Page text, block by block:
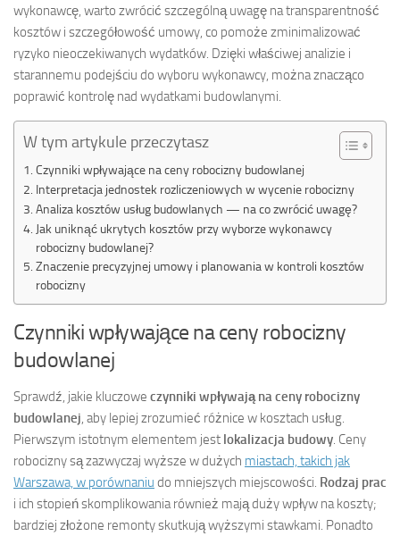
wykonawcę, warto zwrócić szczególną uwagę na transparentność
kosztów i szczegółowość umowy, co pomoże zminimalizować
ryzyko nieoczekiwanych wydatków. Dzięki właściwej analizie i
starannemu podejściu do wyboru wykonawcy, można znacząco
poprawić kontrolę nad wydatkami budowlanymi.
W tym artykule przeczytasz
Czynniki wpływające na ceny robocizny budowlanej
Interpretacja jednostek rozliczeniowych w wycenie robocizny
Analiza kosztów usług budowlanych — na co zwrócić uwagę?
Jak uniknąć ukrytych kosztów przy wyborze wykonawcy
robocizny budowlanej?
Znaczenie precyzyjnej umowy i planowania w kontroli kosztów
robocizny
Czynniki wpływające na ceny robocizny
budowlanej
Sprawdź, jakie kluczowe czynniki wpływają na ceny robocizny
budowlanej , aby lepiej zrozumieć różnice w kosztach usług.
Pierwszym istotnym elementem jest lokalizacja budowy . Ceny
robocizny są zazwyczaj wyższe w dużych miastach, takich jak
Warszawa, w porównaniu do mniejszych miejscowości. Rodzaj prac
i ich stopień skomplikowania również mają duży wpływ na koszty;
bardziej złożone remonty skutkują wyższymi stawkami. Ponadto